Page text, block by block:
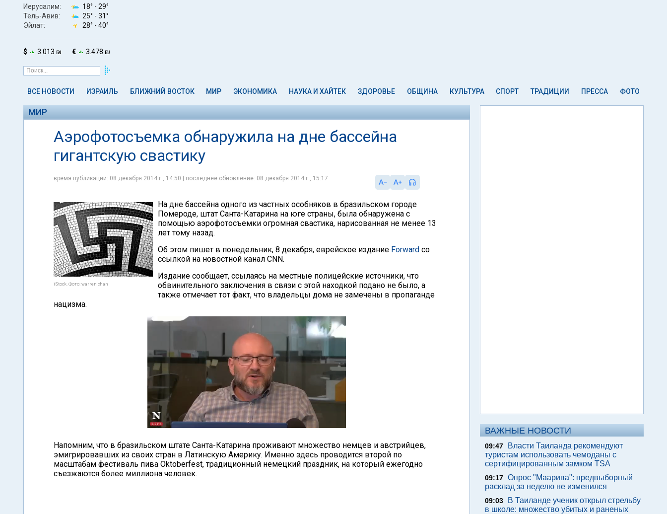
Иерусалим: 18° - 29°
Тель-Авив:
25° - 31°
Эйлат:
28° - 40°
$ 3.013 ₪ € 3.478 ₪
ВСЕ НОВОСТИ ИЗРАИЛЬ БЛИЖНИЙ ВОСТОК МИР ЭКОНОМИКА НАУКА И ХАЙТЕК ЗДОРОВЬЕ ОБЩИНА КУЛЬТУРА СПОРТ ТРАДИЦИИ ПРЕССА ФОТО
МИР
Аэрофотосъемка обнаружила на дне бассейна
гигантскую свастику
время публикации: 08 декабря 2014 г., 14:50 | последнее обновление: 08 декабря 2014 г., 15:17
iStock. Фото: warren chan
На дне бассейна одного из частных особняков в бразильском городе
Помероде, штат Санта-Катарина на юге страны, была обнаружена с
помощью аэрофотосъемки огромная свастика, нарисованная не менее 13
лет тому назад.
Об этом пишет в понедельник, 8 декабря, еврейское издание Forward со
ссылкой на новостной канал CNN.
Издание сообщает, ссылаясь на местные полицейские источники, что
обвинительного заключения в связи с этой находкой подано не было, а
также отмечает тот факт, что владельцы дома не замечены в пропаганде
нацизма.
Напомним, что в бразильском штате Санта-Катарина проживают множество немцев и австрийцев,
эмигрировавших из своих стран в Латинскую Америку. Именно здесь проводится второй по
масштабам фестиваль пива Oktoberfest, традиционный немецкий праздник, на который ежегодно
съезжаются более миллиона человек.
ВАЖНЫЕ НОВОСТИ
09:47
Власти Таиланда рекомендуют
туристам использовать чемоданы с
сертифицированным замком TSA
09:17 Опрос "Mаарива": предвыборный
расклад за неделю не изменился
09:03
В Таиланде ученик открыл стрельбу
в школе: множество убитых и раненых